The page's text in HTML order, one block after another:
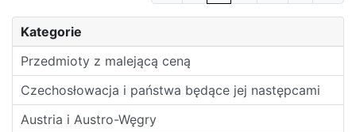
Kategorie
Przedmioty z malejącą ceną
Czechosłowacja i państwa będące jej następcami
Austria i Austro-Węgry